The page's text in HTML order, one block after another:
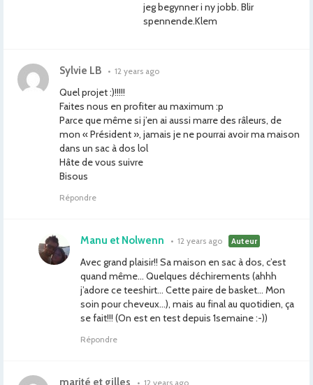
jeg begynner i ny jobb. Blir
spennende.Klem
Sylvie LB • 12 years ago
Quel projet :)!!!!!
Faites nous en profiter au maximum :p
Parce que même si j’en ai aussi marre des râleurs, de
mon « Président », jamais je ne pourrai avoir ma maison
dans un sac à dos lol
Hâte de vous suivre
Bisous
Répondre
Manu et Nolwenn • 12 years ago Auteur
Avec grand plaisir!! Sa maison en sac à dos, c’est
quand même… Quelques déchirements (ahhh
j’adore ce teeshirt… Cette paire de basket… Mon
soin pour cheveux…), mais au final au quotidien, ça
se fait!!! (On est en test depuis 1semaine :-))
Répondre
marité et gilles • 12 years ago